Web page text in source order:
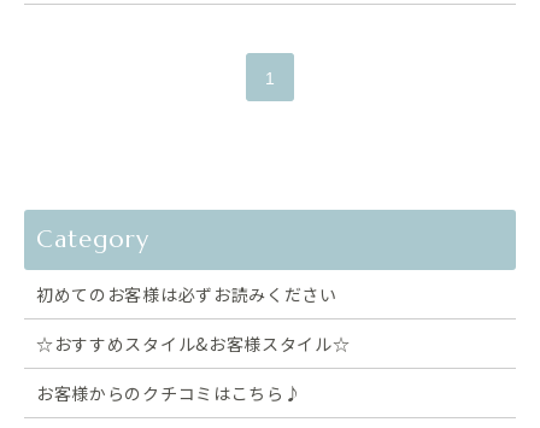
1
Category
初めてのお客様は必ずお読みください
☆おすすめスタイル&お客様スタイル☆
お客様からのクチコミはこちら♪